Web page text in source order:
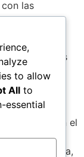
las
fanáticos a
de ser parte
Venezolana
deportivo en el
apoyar el
trayectoria,
to allow
All to
essential